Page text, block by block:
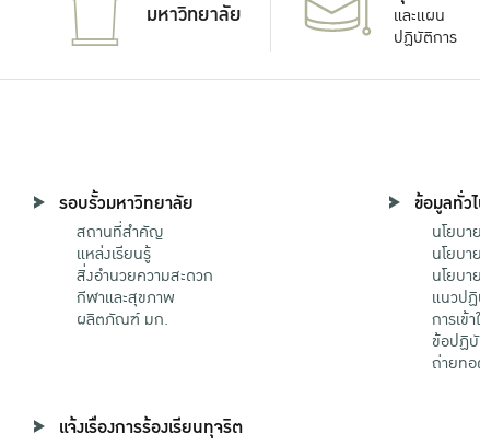
มหาวิทยาลัย
และแผน
ปฏิบัติการ
รอบรั้วมหาวิทยาลัย
สถานที่สำคัญ
แหล่งเรียนรู้
สิ่งอำนวยความสะดวก
กีฬาและสุขภาพ
ผลิตภัณฑ์ มก.
ข้อมูลทั่ว
นโยบ
นโยบา
นโยบ
แนวป
การเข้
ข้อปฏิ
ถ่ายท
แจ้งเรื่องการร้องเรียนทุจริต